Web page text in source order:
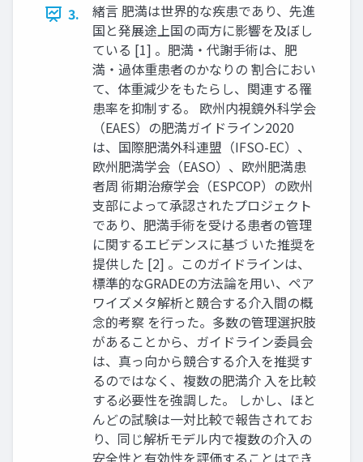
3.
緒言 肥満は世界的な疾患であり、先進
国と発展途上国の両方に影響を及ぼし
ている [1] 。肥満・代謝手術は、肥
満・過体重患者のかなりの 割合におい
て、体重減少をもたらし、関連する罹
患率を抑制する。 欧州内視鏡外科学会
（EAES）の肥満ガイドライン2020
は、国際肥満外科連盟（IFSO-EC）、
欧州肥満学会（EASO）、欧州肥満患
者周 術期治療学会（ESPCOP）の欧州
支部によって承認されたプロジェクト
であり、肥満手術を受ける患者の管理
に関するエビデンスに基づ いた推奨を
提供した [2] 。このガイドラインは、
標準的なGRADEの方法論を用い、ペア
ワイズメタ解析と競合する介入間の概
念的考察 を行った。多数の管理選択肢
があることから、ガイドライン委員会
は、真っ向から競合する介入を推奨す
るのではなく、複数の肥満介 入を比較
する必要性を強調した。 しかし、ほと
んどの試験は一対比較で報告されてお
り、同じ解析モデル内で複数の介入の
安全性と有効性を評価することはでき